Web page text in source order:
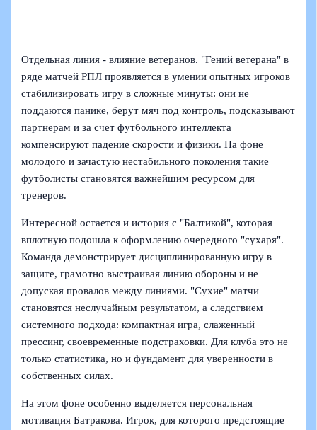
Отдельная линия - влияние ветеранов. "Гений ветерана" в
ряде матчей РПЛ проявляется в умении опытных игроков
стабилизировать игру в сложные минуты: они не
поддаются панике, берут мяч под контроль, подсказывают
партнерам и за счет футбольного интеллекта
компенсируют падение скорости и физики. На фоне
молодого и зачастую нестабильного поколения такие
футболисты становятся важнейшим ресурсом для
тренеров.
Интересной остается и история с "Балтикой", которая
вплотную подошла к оформлению очередного "сухаря".
Команда демонстрирует дисциплинированную игру в
защите, грамотно выстраивая линию обороны и не
допуская провалов между линиями. "Сухие" матчи
становятся неслучайным результатом, а следствием
системного подхода: компактная игра, слаженный
прессинг, своевременные подстраховки. Для клуба это не
только статистика, но и фундамент для уверенности в
собственных силах.
На этом фоне особенно выделяется персональная
мотивация Батракова. Игрок, для которого предстоящие